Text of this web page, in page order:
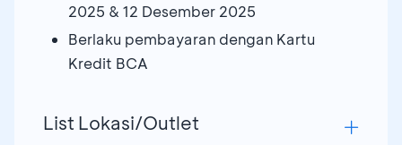
2025 & 12 Desember 2025
Berlaku pembayaran dengan Kartu
Kredit BCA
List Lokasi/Outlet